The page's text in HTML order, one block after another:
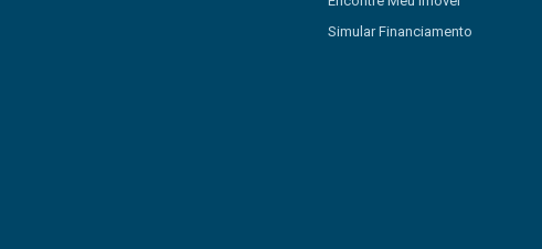
Simular Financiamento